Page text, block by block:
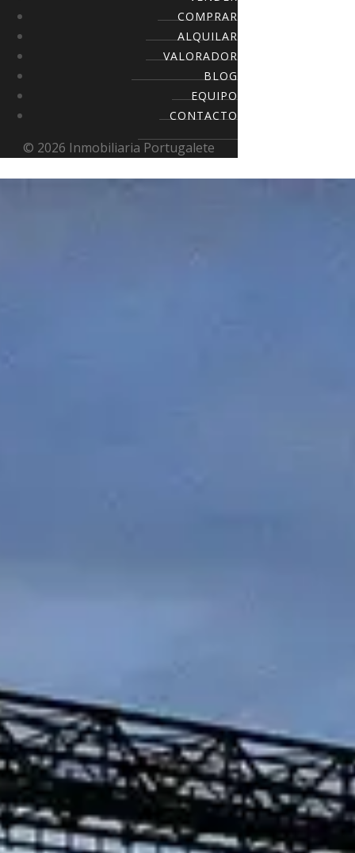
COMPRAR
ALQUILAR
VALORADOR
BLOG
EQUIPO
CONTACTO
© 2026 Inmobiliaria Portugalete